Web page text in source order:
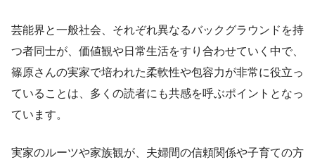
芸能界と一般社会、それぞれ異なるバックグラウンドを持
つ者同士が、価値観や日常生活をすり合わせていく中で、
篠原さんの実家で培われた柔軟性や包容力が非常に役立っ
ていることは、多くの読者にも共感を呼ぶポイントとなっ
ています。
実家のルーツや家族観が、夫婦間の信頼関係や子育ての方